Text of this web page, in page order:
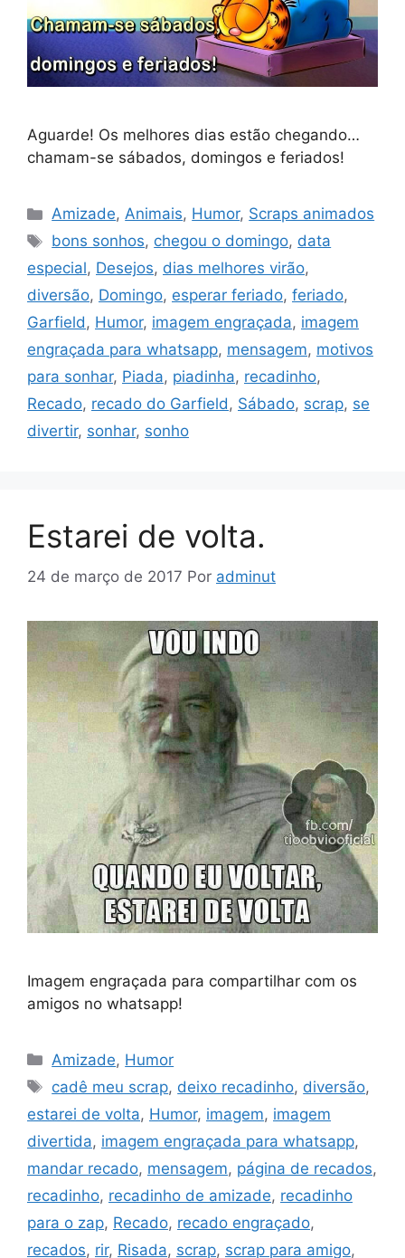
Aguarde! Os melhores dias estão chegando…
chamam-se sábados, domingos e feriados!
Categorias
Amizade,Animais, Humor, Scraps animados
Tags
bons sonhos, chegou o domingo, data
especial, Desejos, dias melhores virão,
diversão, Domingo, esperar feriado, feriado,
Garfield, Humor, imagem engraçada, imagem
engraçada para whatsapp, mensagem, motivos
para sonhar, Piada, piadinha, recadinho,
Recado, recado do Garfield, Sábado, scrap, se
divertir, sonhar, sonho
Estarei de volta.
24 de março de 2017 Por adminut
Imagem engraçada para compartilhar com os
amigos no whatsapp!
Categorias
Amizade, Humor
Tags
cadê meu scrap, deixo recadinho, diversão,
estarei de volta, Humor, imagem, imagem
divertida, imagem engraçada para whatsapp,
mandar recado, mensagem, página de recados,
recadinho, recadinho de amizade, recadinho
para o zap, Recado, recado engraçado,
recados, rir, Risada, scrap, scrap para amigo,